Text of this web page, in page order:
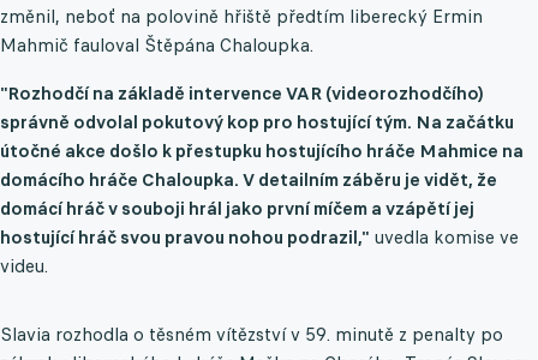
změnil, neboť na polovině hřiště předtím liberecký Ermin
Mahmič fauloval Štěpána Chaloupka.
"Rozhodčí na základě intervence VAR (videorozhodčího)
správně odvolal pokutový kop pro hostující tým. Na začátku
útočné akce došlo k přestupku hostujícího hráče Mahmice na
domácího hráče Chaloupka. V detailním záběru je vidět, že
domácí hráč v souboji hrál jako první míčem a vzápětí jej
hostující hráč svou pravou nohou podrazil," uvedla komise ve
videu.
Slavia rozhodla o těsném vítězství v 59. minutě z penalty po